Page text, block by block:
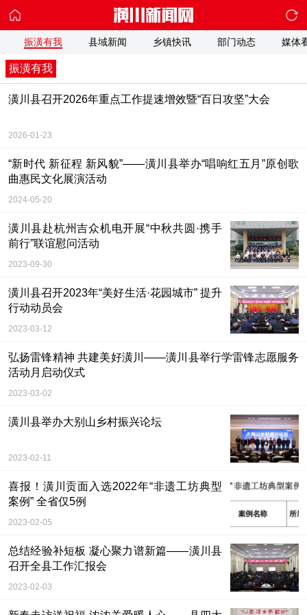
振潢有我 县域新闻 乡镇快讯 部门动态 媒体
振潢有我
潢川县召开2026年重点工作提速增效暨“百日攻坚”大会
2026-01-23
“新时代 新征程 新风貌”——潢川县举办“唱响红五月”原创歌
曲惠民文化展演活动
2024-05-20
潢川县赴杭州吉众机电开展“中秋共圆·携手
前行”联谊慰问活动
2023-09-30
潢川县召开2023年“美好生活·花园城市” 提升
行动动员会
2023-03-12
弘扬雷锋精神 共建美好潢川——潢川县举行学雷锋志愿服务
活动月启动仪式
2023-03-02
潢川县举办大别山乡村振兴论坛
2023-02-11
喜报！潢川贡面入选2022年“非遗工坊典型
案例” 全省仅5例
2023-02-05
总结经验补短板 凝心聚力谱新篇——潢川县
召开全县工作汇报会
2023-02-03